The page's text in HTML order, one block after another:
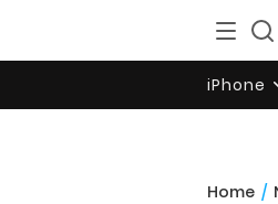
iPhone
Home /